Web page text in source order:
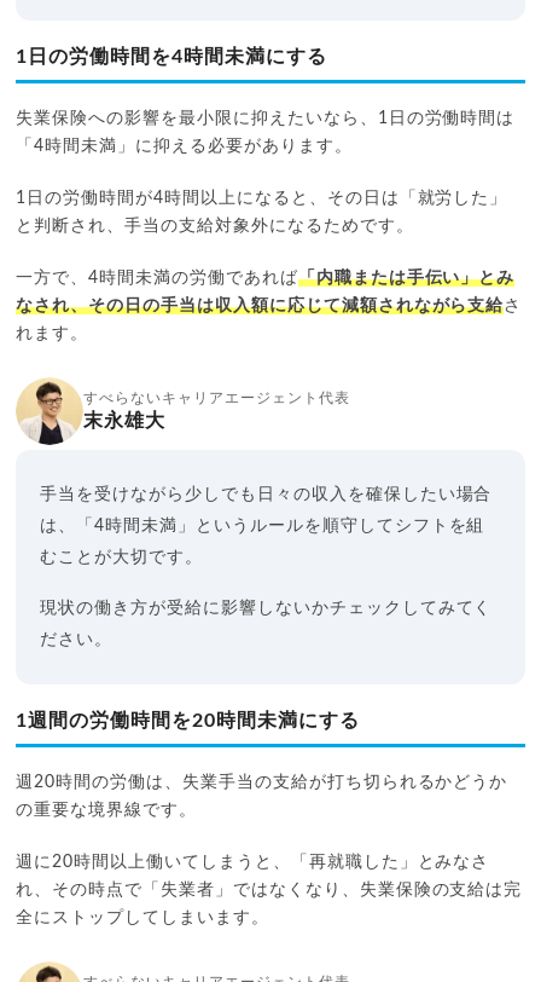
1日の労働時間を4時間未満にする
失業保険への影響を最小限に抑えたいなら、1日の労働時間は
「4時間未満」に抑える必要があります。
1日の労働時間が4時間以上になると、その日は「就労した」
と判断され、手当の支給対象外になるためです。
一方で、4時間未満の労働であれば「内職または手伝い」とみ
なされ、その日の手当は収入額に応じて減額されながら支給さ
れます。
すべらないキャリアエージェント代表
末永雄大
手当を受けながら少しでも日々の収入を確保したい場合
は、「4時間未満」というルールを順守してシフトを組
むことが大切です。
現状の働き方が受給に影響しないかチェックしてみてく
ださい。
1週間の労働時間を20時間未満にする
週20時間の労働は、失業手当の支給が打ち切られるかどうか
の重要な境界線です。
週に20時間以上働いてしまうと、「再就職した」とみなさ
れ、その時点で「失業者」ではなくなり、失業保険の支給は完
全にストップしてしまいます。